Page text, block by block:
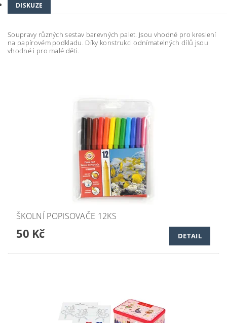
DISKUZE
Soupravy různých sestav barevných palet. Jsou vhodné pro kreslení
na papírovém podkladu. Díky konstrukci odnímatelných dílů jsou
vhodné i pro malé děti.
ŠKOLNÍ POPISOVAČE 12KS
50 Kč DETAIL